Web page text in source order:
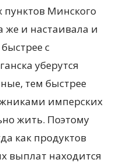
пунктов Минского
же и настаивала и
с
уберутся
тем быстрее
имперских
жить. Поэтому
как продуктов
выплат находится